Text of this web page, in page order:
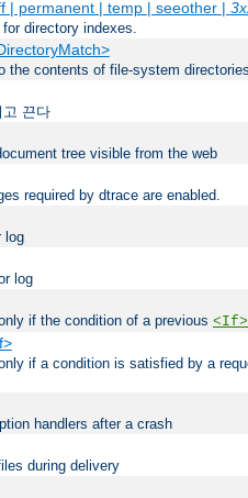
| permanent | temp | seeother |
directory indexes.
the contents of file-system
고 끈다
tree visible from the web
required by dtrace are enabled.
log
log
if the condition of a previous <If>
if a condition is satisfied by a
handlers after a crash
during delivery